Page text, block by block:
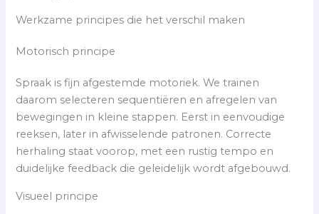
Werkzame principes die het verschil maken
Motorisch principe
Spraak is fijn afgestemde motoriek. We trainen
daarom selecteren sequentiëren en afregelen van
bewegingen in kleine stappen. Eerst in eenvoudige
reeksen, later in afwisselende patronen. Correcte
herhaling staat voorop, met een rustig tempo en
duidelijke feedback die geleidelijk wordt afgebouwd.
Visueel principe